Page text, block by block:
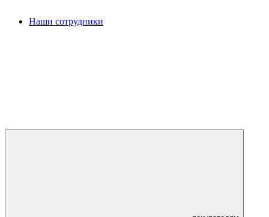
Наши сотрудники